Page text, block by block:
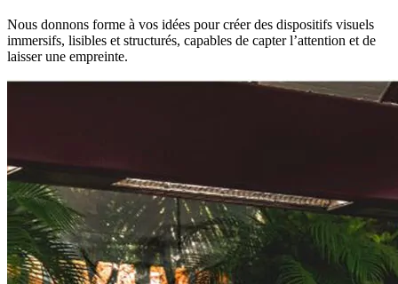
Nous donnons forme à vos idées pour créer des dispositifs visuels
immersifs, lisibles et structurés, capables de capter l’attention et de
laisser une empreinte.